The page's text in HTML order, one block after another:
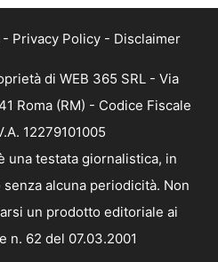
- Privacy Policy - Disclaimer
di WEB 365 SRL - Via
Roma (RM) - Codice Fiscale
12279101005
una testata giornalistica, in
alcuna periodicità. Non
un prodotto editoriale ai
n. 62 del 07.03.2001